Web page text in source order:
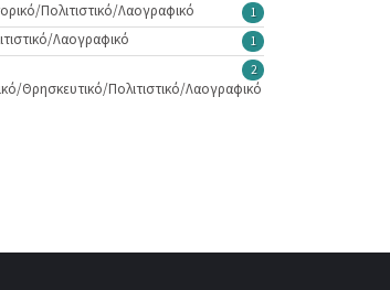
1
Πολιτιστικό/Λαογραφικό
1
Λαογραφικό
2
Θρησκευτικό/Πολιτιστικό/Λαογραφικό